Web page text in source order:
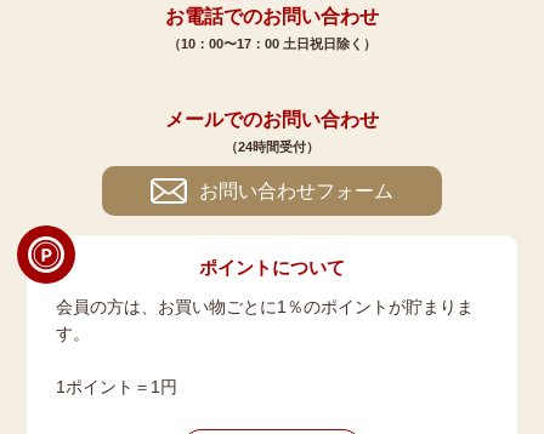
お電話でのお問い合わせ
（10：00〜17：00 土日祝日除く）
メールでのお問い合わせ
（24時間受付）
お問い合わせフォーム
ポイントについて
会員の方は、お買い物ごとに1％のポイントが貯まりま
す。
1ポイント＝1円